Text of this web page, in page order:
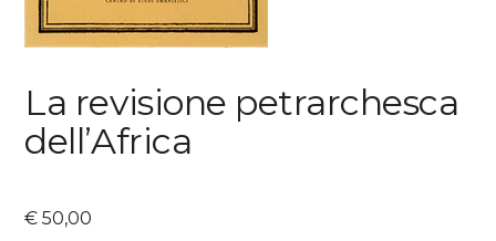
La revisione petrarchesca
dell’Africa
€ 50,00